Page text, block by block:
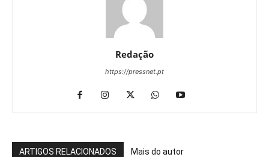
Redação
https://pressnet.pt
ARTIGOS RELACIONADOS Mais do autor